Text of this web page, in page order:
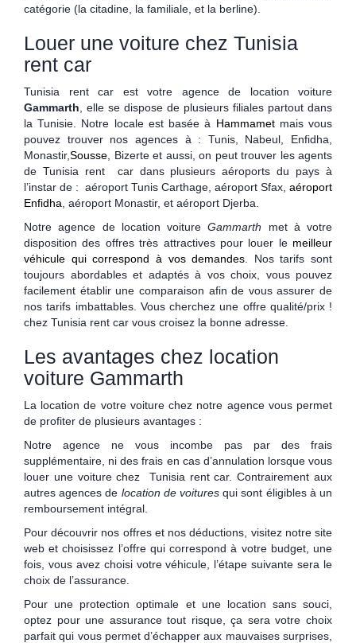
catégorie (la citadine, la familiale, et la berline).
Louer une voiture chez Tunisia
rent car
Tunisia rent car est votre agence de location voiture
Gammarth , elle se dispose de plusieurs filiales partout dans
la Tunisie. Notre locale est basée à Hammamet mais vous
pouvez trouver nos agences à : Tunis, Nabeul, Enfidha,
Monastir,Sousse , Bizerte et aussi, on peut trouver les agents
de Tunisia rent car dans plusieurs aéroports du pays à
l’instar de : aéroport Tunis Carthage, aéroport Sfax, aéroport
Enfidha , aéroport Monastir, et aéroport Djerba.
Notre agence de location voitureGammarth met à votre
disposition des offres très attractives pour louer le meilleur
véhicule qui correspond à vos demandes . Nos tarifs sont
toujours abordables et adaptés à vos choix, vous pouvez
facilement établir une comparaison afin de vous assurer de
nos tarifs imbattables. Vous cherchez une offre qualité/prix !
chez Tunisia rent car vous croisez la bonne adresse.
Les avantages chez location
voiture Gammarth
La location de votre voiture chez notre agence vous permet
de profiter de plusieurs avantages :
Notre agence ne vous incombe pas par des frais
supplémentaire, ni des frais en cas d’annulation lorsque vous
louer une voiture chez Tunisia rent car. Contrairement aux
autres agences de location de voitures qui sont éligibles à un
remboursement intégral.
Pour découvrir nos offres et nos déductions, visitez notre site
web et choisissez l’offre qui correspond à votre budget, une
fois, vous avez choisi votre véhicule, l’étape suivante sera le
choix de l’assurance.
Pour une protection optimale et une location sans souci,
optez pour une assurance tout risque, ça sera votre choix
parfait qui vous permet d’échapper aux mauvaises surprises,